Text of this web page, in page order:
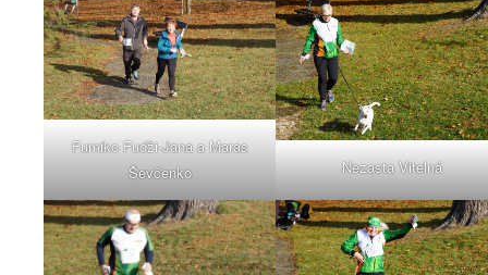
Fumiko Fudži-Jana a Maras
Ševčenko
Nezasta Vitelná